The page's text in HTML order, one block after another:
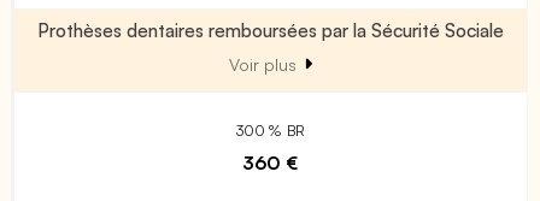
Prothèses dentaires remboursées par la Sécurité Sociale
Voir plus
300 % BR
360 €